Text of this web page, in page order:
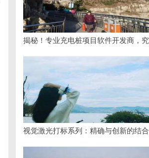
视觉激光打标系列：精确与创新的结合